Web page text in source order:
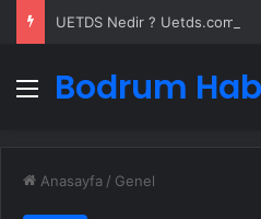
Menü
Bodrum
Anasayfa / Genel